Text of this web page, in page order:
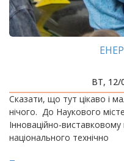
ВТ, 12/
Сказати, що тут цікаво і
нічого. До Наукового
Інноваційно-виставковому
національного технічно